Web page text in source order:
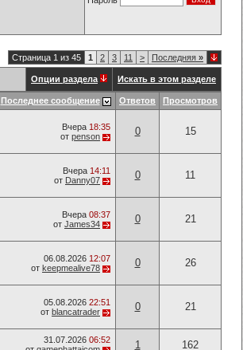
Страница 1 из 45 1 2 3 11 > Последняя »
Опции раздела Искать в этом разделе
Последнее сообщение Ответов Просмотров
Вчера 18:35
от penson 0 15
Вчера 14:11
от Danny07 0 11
Вчера 08:37
от James34 0 21
06.08.2026 12:07
от keepmealive78 0 26
05.08.2026 22:51
от blancatrader 0 21
31.07.2026 06:52
1 162